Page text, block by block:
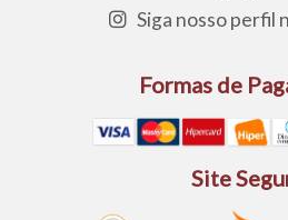
Siga nosso perfil
Formas de
Site